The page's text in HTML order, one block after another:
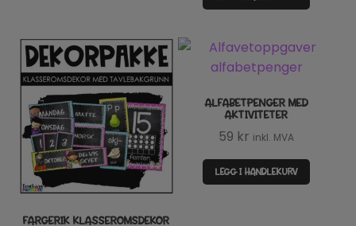
FARGERIK KLASSEROMSDEKOR
ALFABETPENGER MED
AKTIVITETER
59 kr inkl. MVA
LEGG I HANDLEKURV